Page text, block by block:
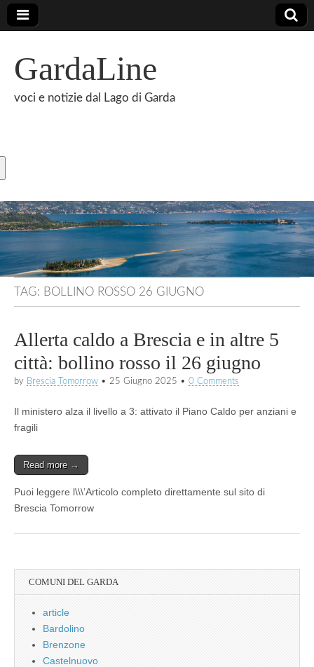
GardaLine
voci e notizie dal Lago di Garda
TAG: BOLLINO ROSSO 26 GIUGNO
Allerta caldo a Brescia e in altre 5
città: bollino rosso il 26 giugno
by Brescia Tomorrow • 25 Giugno 2025 • 0 Comments
Il ministero alza il livello a 3: attivato il Piano Caldo per anziani e
fragili
Read more →
Puoi leggere l\\\’Articolo completo direttamente sul sito di
Brescia Tomorrow
COMUNI DEL GARDA
article
Bardolino
Brenzone
Castelnuovo